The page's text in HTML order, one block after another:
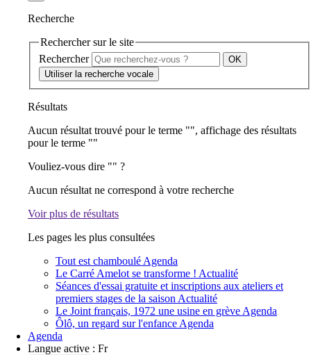
Recherche
Rechercher sur le site
Rechercher
Utiliser la recherche vocale
Résultats
Aucun résultat trouvé pour le terme "", affichage des résultats
pour le terme ""
Vouliez-vous dire "" ?
Aucun résultat ne correspond à votre recherche
Voir plus de résultats
Les pages les plus consultées
Tout est chamboulé Agenda
Le Carré Amelot se transforme ! Actualité
Séances d'essai gratuite et inscriptions aux ateliers et
premiers stages de la saison Actualité
Le Joint français, 1972 une usine en grève Agenda
Ôlô, un regard sur l'enfance Agenda
Agenda
Langue active : Fr